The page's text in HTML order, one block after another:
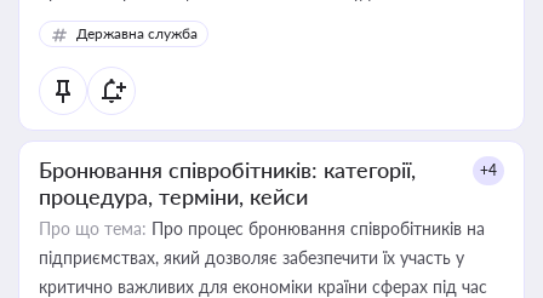
Державна служба
Бронювання співробітників: категорії,
процедура, терміни, кейси
+4
Про що тема: Про процес бронювання співробітників на
підприємствах, який дозволяє забезпечити їх участь у
критично важливих для економіки країни сферах під час